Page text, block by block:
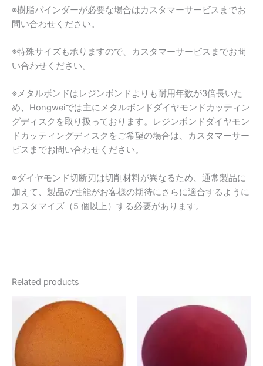
※樹脂バインダーが必要な場合はカスタマーサービスまでお
問い合わせください。
※特殊サイズも承りますので、カスタマーサービスまでお問
い合わせください。
※メタルボンドはレジンボンドよりも耐用年数が3倍長いた
め、Hongweiでは主にメタルボンドダイヤモンドカッティン
グディスクを取り扱っております。レジンボンドダイヤモン
ドカッティングディスクをご希望の場合は、カスタマーサー
ビスまでお問い合わせください。
※ダイヤモンド切断刃は切削材料が異なるため、通常製品に
加えて、製品の性能がお客様の期待にさらに適合するように
カスタマイズ（5 個以上）する必要があります。
Related products
range:
¥3
484
through
¥24
214
product
has
multiple
variants.
range:
has